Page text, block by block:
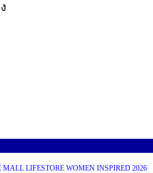
LIFESTORE WOMEN INSPIRED 2026